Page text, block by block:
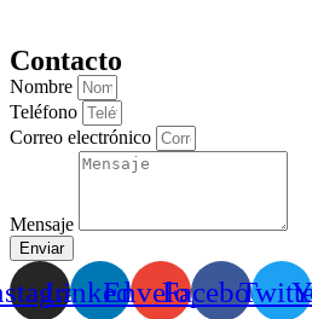
Contacto
Nombre
Teléfono
Correo electrónico
Mensaje
Enviar
LinkedinEnvelopeFacebook